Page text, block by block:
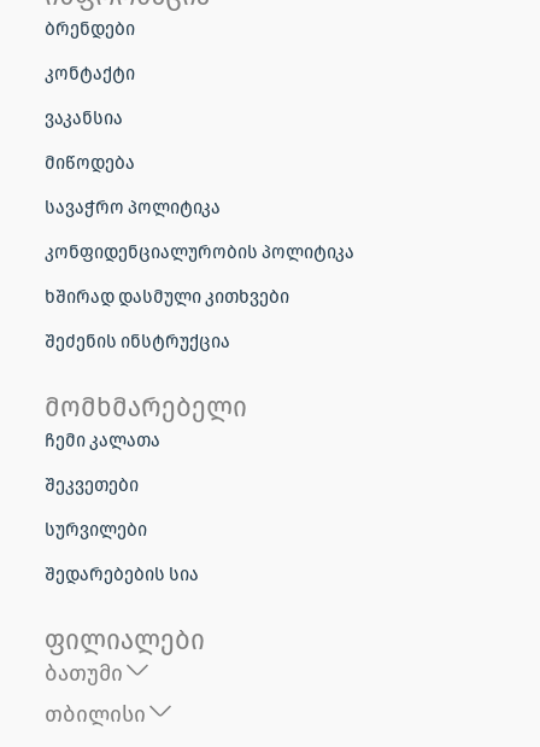
ბრენდები
კონტაქტი
ვაკანსია
მიწოდება
სავაჭრო პოლიტიკა
კონფიდენციალურობის პოლიტიკა
ხშირად დასმული კითხვები
შეძენის ინსტრუქცია
მომხმარებელი
ჩემი კალათა
შეკვეთები
სურვილები
შედარებების სია
ფილიალები
ბათუმი
თბილისი